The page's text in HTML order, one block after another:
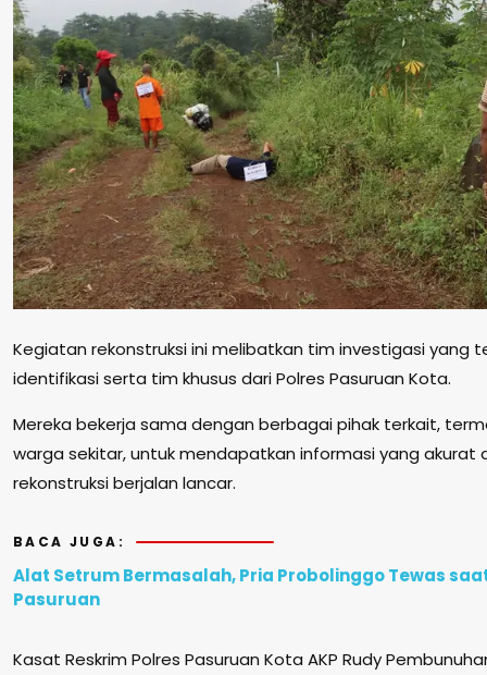
Kegiatan rekonstruksi ini melibatkan tim investigasi yang
identifikasi serta tim khusus dari Polres Pasuruan Kota.
Mereka bekerja sama dengan berbagai pihak terkait,
warga sekitar, untuk mendapatkan informasi yang akurat
rekonstruksi berjalan lancar.
BACA JUGA:
Alat Setrum Bermasalah, Pria Probolinggo Tewas
Pasuruan
Kasat Reskrim Polres Pasuruan Kota AKP Rudy